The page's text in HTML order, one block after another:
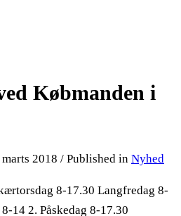
Købmanden i
2018 / Published in Nyhed
8-17.30 Langfredag 8-
14 2. Påskedag 8-17.30